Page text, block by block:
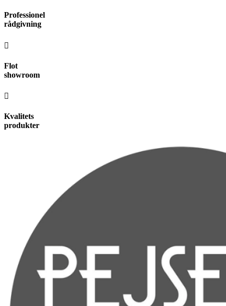
Videre
til
Professionel
rådgivning
Flot
showroom
Kvalitets
produkter